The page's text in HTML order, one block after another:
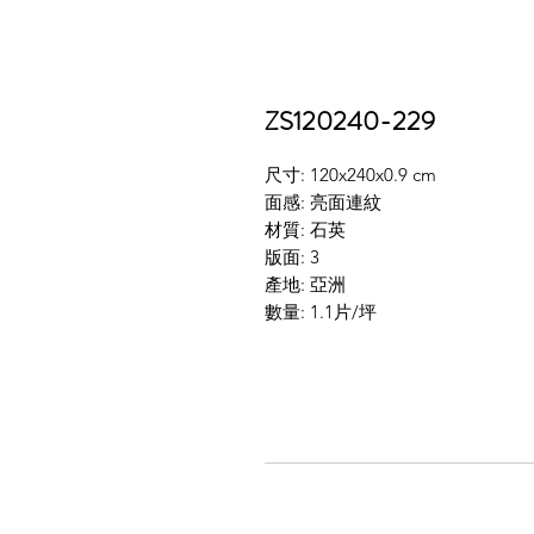
ZS120240-229
尺寸: 120x240x0.9 cm
面感: 亮面連紋
材質: 石英
版面: 3
產地: 亞洲
數量: 1.1片/坪